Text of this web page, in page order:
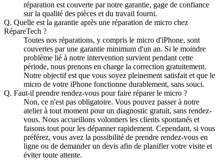
réparation est couverte par notre garantie, gage de confiance
sur la qualité des pièces et du travail fourni.
Q. Quelle est la garantie après une réparation de micro chez
RépareTech ?
Toutes nos réparations, y compris le micro d'iPhone, sont
couvertes par une garantie minimum d'un an. Si le moindre
problème lié à notre intervention survient pendant cette
période, nous prenons en charge la correction gratuitement.
Notre objectif est que vous soyez pleinement satisfait et que le
micro de votre iPhone fonctionne durablement, sans souci.
Q. Faut-il prendre rendez-vous pour faire réparer le micro ?
Non, ce n'est pas obligatoire. Vous pouvez passer à notre
atelier à tout moment pour un diagnostic gratuit, sans rendez-
vous. Nous accueillons volontiers les clients spontanés et
faisons tout pour les dépanner rapidement. Cependant, si vous
préférez, vous avez la possibilité de prendre rendez-vous en
ligne ou de demander un devis afin de planifier votre visite et
éviter toute attente.